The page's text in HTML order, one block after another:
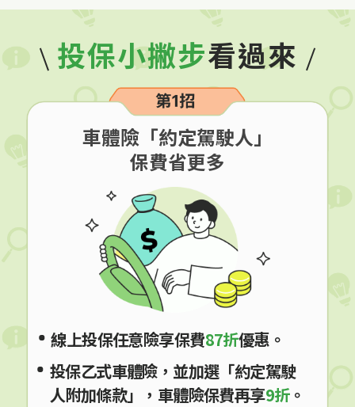
投保小撇步看過來
車體險「約定駕駛人」
保費省更多
線上投保任意險享保費87折優惠。
投保乙式車體險，並加選「約定駕駛
人附加條款」，車體險保費再享9折。